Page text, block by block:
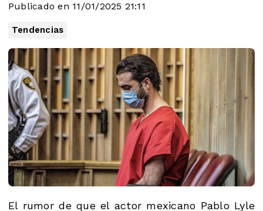
Publicado en 11/01/2025 21:11
Tendencias
El rumor de que el actor mexicano Pablo Lyle